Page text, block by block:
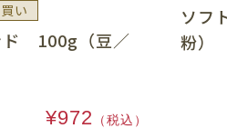
い
ド 100g（豆／
¥972 （税込）
ソフ
粉）